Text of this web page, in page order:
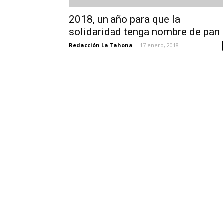
2018, un año para que la
solidaridad tenga nombre de pan
Redacción La Tahona - 17 enero, 2018